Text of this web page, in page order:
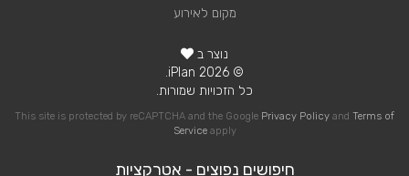
מקום לאירוע
נוצר ב
© 2026 iPlan.
כל הזכויות שמורות.
This site is protected by reCAPTCHA and the Google Privacy Policy and Terms of
Serviceapply
חיפושים נפוצים - אטרקציות